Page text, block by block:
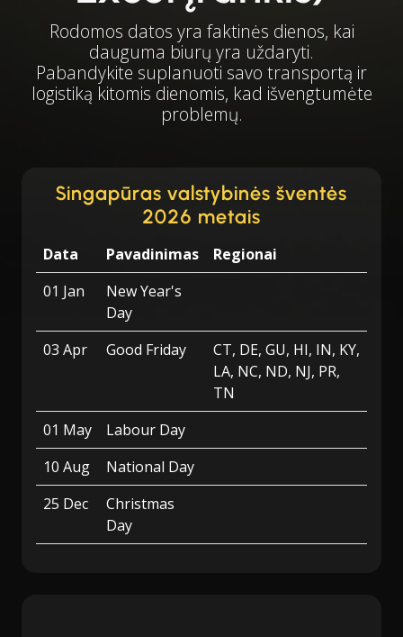
Rodomos datos yra faktinės dienos, kai
dauguma biurų yra uždaryti.
Pabandykite suplanuoti savo transportą ir
logistiką kitomis dienomis, kad išvengtumėte
problemų.
Singapūras valstybinės šventės
2026 metais
Data Pavadinimas
Regionai
01 Jan
New Year's
Day
03 Apr
Good Friday
CT, DE, GU, HI, IN, KY,
LA, NC, ND, NJ, PR,
TN
01 May
Labour Day
10 Aug
National Day
25 Dec
Christmas
Day